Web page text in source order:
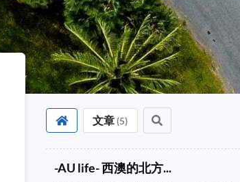
文章 (5)
-AU life- 西澳的北方...